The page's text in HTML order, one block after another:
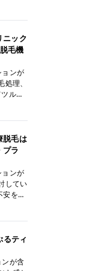
液を
やさし
余分
るお
らに、
分用
、1
メブ
いまし
のスキ
世代に
使用
が、使
じめパ
トン
い朝で
ま
商品
ニック
毛機
ンが
ルツ
東京
ますよ
レイ
ニッ
ゼクリ
やす
己処
リ
＋顔 特
ック
(税
が
脱毛は
プラ
ンが
を抱
う
士でお
料カ
具体的
ティ
が含